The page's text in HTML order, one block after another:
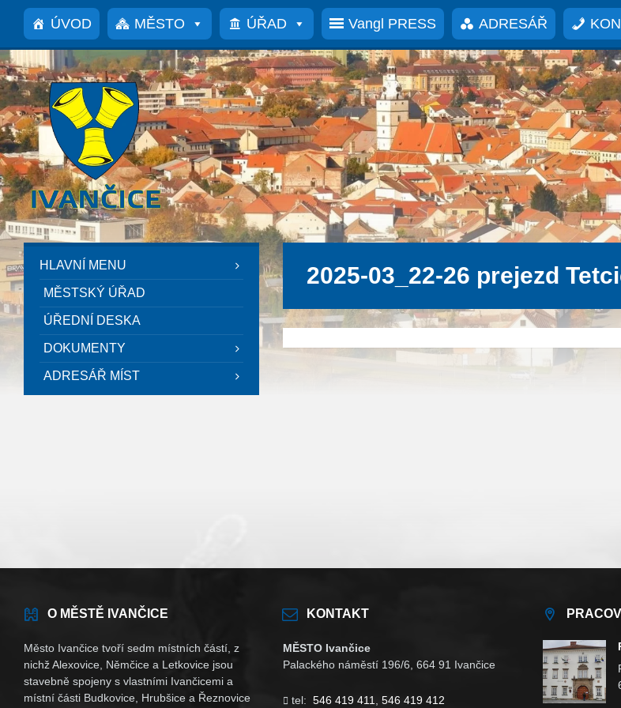
Přeskočit
obsah
Přeskočit
panel
Přeskočit
patičku
ÚVOD MĚSTO ÚŘAD Vangl PRESS ADRESÁŘ
2025-03_22-26 prejezd
HLAVNÍ MENU
MĚSTSKÝ ÚŘAD
ÚŘEDNÍ DESKA
DOKUMENTY
ADRESÁŘ MÍST
O MĚSTĚ IVANČICE
Město Ivančice tvoří sedm místních částí, z
nichž Alexovice, Němčice a Letkovice jsou
stavebně spojeny s vlastními Ivančicemi a
místní části Budkovice, Hrubšice a Řeznovice
KONTAKT
MĚSTO Ivančice
Palackého náměstí 196/6, 664 91 Ivančice
 tel:546 419 411 ,546 419 412